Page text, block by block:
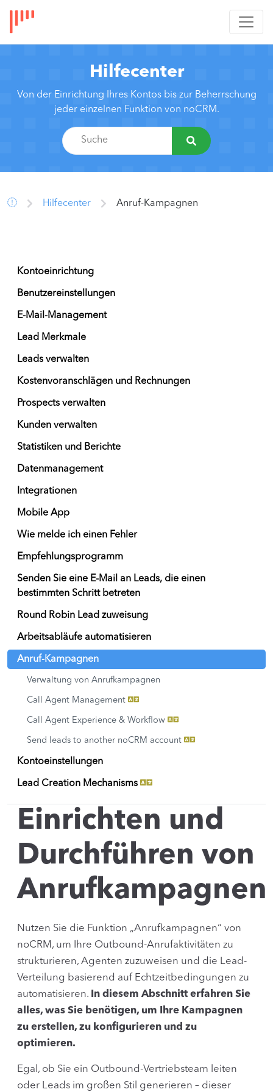
Hilfecenter
Von der Einrichtung Ihres Kontos bis zur Beherrschung
jeder einzelnen Funktion von noCRM.
Hilfecenter Anruf-Kampagnen
Kontoeinrichtung
Benutzereinstellungen
E-Mail-Management
Lead Merkmale
Leads verwalten
Kostenvoranschlägen und Rechnungen
Prospects verwalten
Kunden verwalten
Statistiken und Berichte
Datenmanagement
Integrationen
Mobile App
Wie melde ich einen Fehler
Empfehlungsprogramm
Senden Sie eine E-Mail an Leads, die einen
bestimmten Schritt betreten
Round Robin Lead zuweisung
Arbeitsabläufe automatisieren
Anruf-Kampagnen
Verwaltung von Anrufkampagnen
Call Agent Management
Call Agent Experience & Workflow
Send leads to another noCRM account
Kontoeinstellungen
Lead Creation Mechanisms
Einrichten und
Durchführen von
Anrufkampagnen
Nutzen Sie die Funktion „Anrufkampagnen“ von
noCRM, um Ihre Outbound-Anrufaktivitäten zu
strukturieren, Agenten zuzuweisen und die Lead-
Verteilung basierend auf Echtzeitbedingungen zu
automatisieren. In diesem Abschnitt erfahren Sie
alles, was Sie benötigen, um Ihre Kampagnen
zu erstellen, zu konfigurieren und zu
optimieren.
Egal, ob Sie ein Outbound-Vertriebsteam leiten
oder Leads im großen Stil generieren – dieser